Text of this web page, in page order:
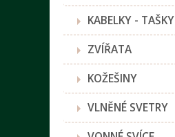
KABELKY - TAŠKY
ZVÍŘATA
KOŽEŠINY
VLNĚNÉ SVETRY